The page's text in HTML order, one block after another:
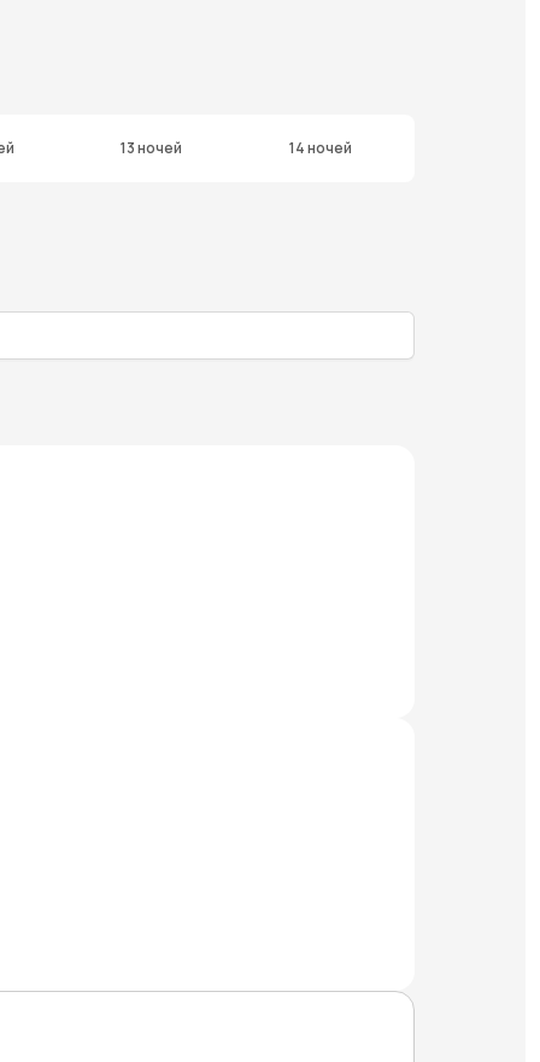
13 ночей 14 ночей